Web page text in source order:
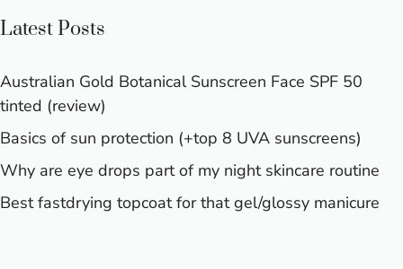
Latest Posts
Australian Gold Botanical Sunscreen Face SPF 50
tinted (review)
Basics of sun protection (+top 8 UVA sunscreens)
Why are eye drops part of my night skincare routine
Best fastdrying topcoat for that gel/glossy manicure